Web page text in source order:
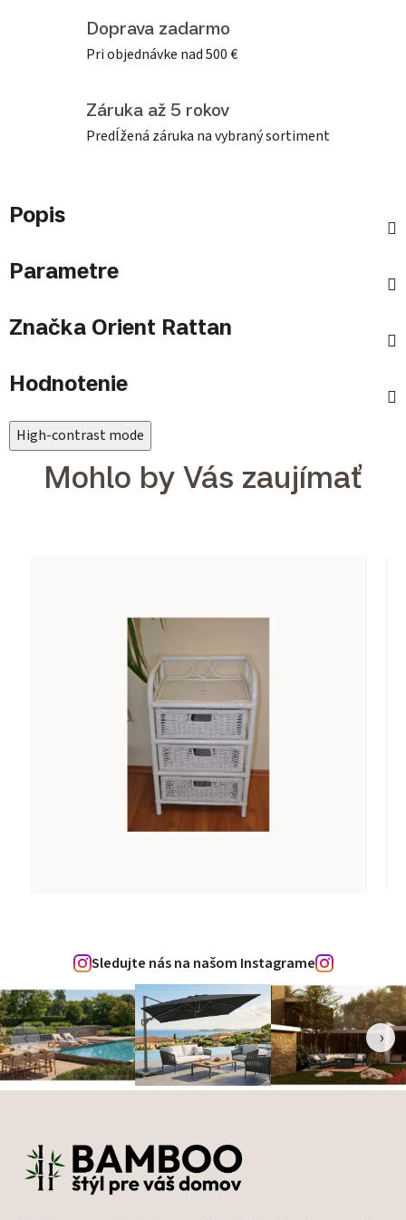
Doprava zadarmo
Pri objednávke nad 500 €
Záruka až 5 rokov
Predĺžená záruka na vybraný sortiment
Popis
Parametre
Značka Orient Rattan
Hodnotenie
High-contrast mode
Mohlo by Vás zaujímať
Sledujte nás na našom Instagrame
‹ ›